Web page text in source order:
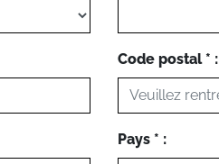
Code postal * :
Pays * :